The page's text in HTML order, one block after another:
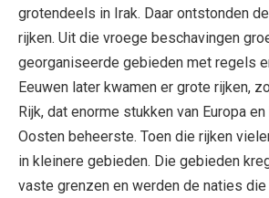
grotendeels in Irak. Daar ontstonden
rijken. Uit die vroege beschavingen
georganiseerde gebieden met regels
Eeuwen later kwamen er grote rijken,
Rijk, dat enorme stukken van Europa
Oosten beheerste. Toen die rijken
in kleinere gebieden. Die gebieden
vaste grenzen en werden de naties die